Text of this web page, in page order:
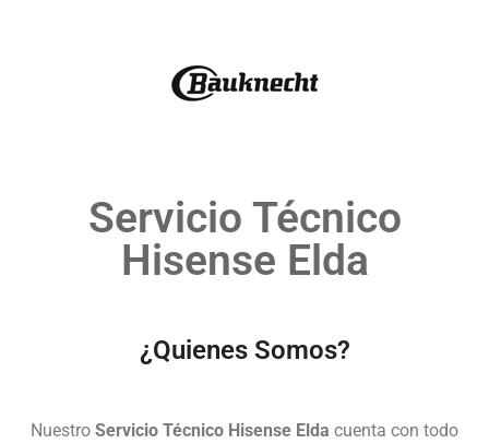
Servicio Técnico
Hisense Elda
¿Quienes Somos?
Nuestro Servicio Técnico Hisense Elda cuenta con todo